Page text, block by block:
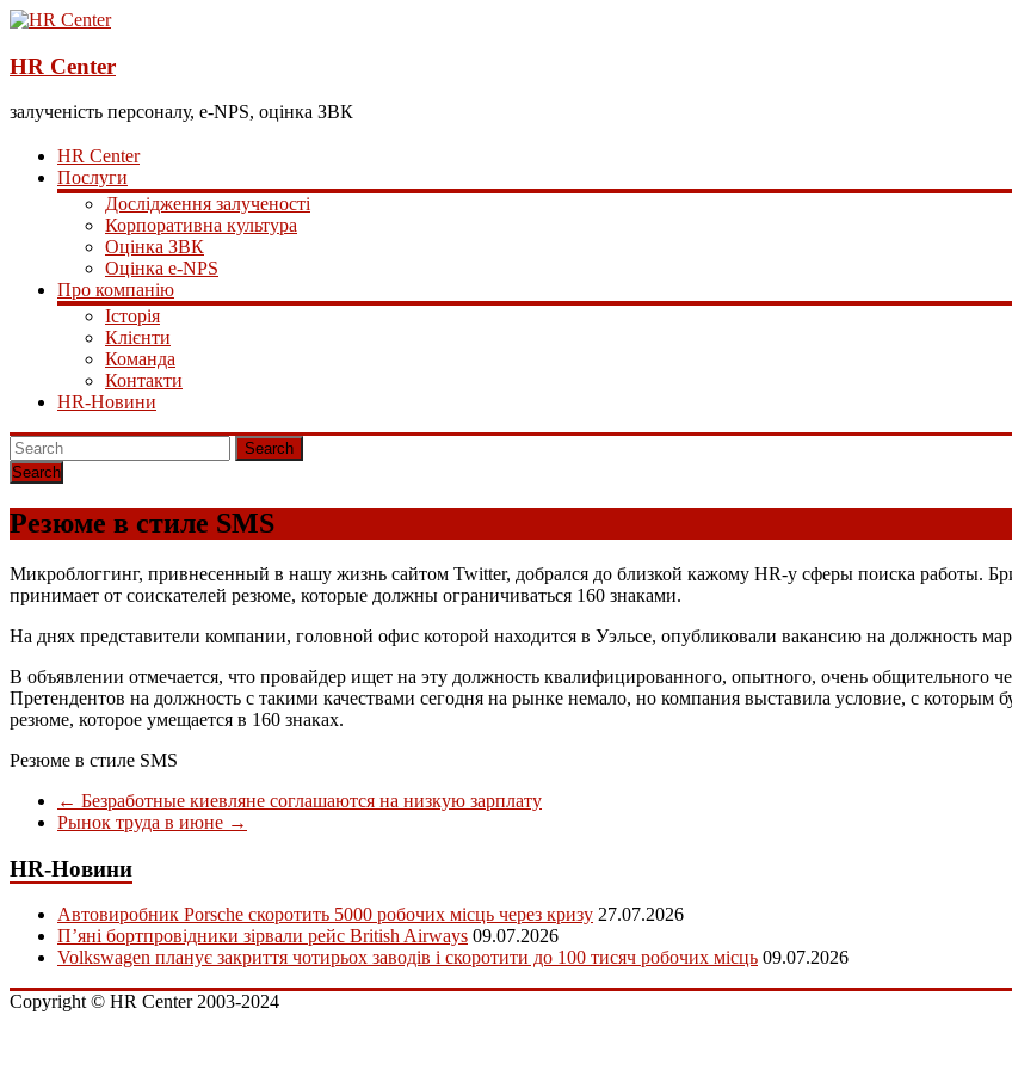
HR Center
залученість персоналу, e-NPS, оцінка ЗВК
HR Center
Послуги
Дослідження залученості
Корпоративна культура
Оцінка ЗВК
Оцінка e-NPS
Про компанію
Історія
Клієнти
Команда
Контакти
HR-Новини
Search
Резюме в стиле SMS
Микроблоггинг, привнесенный в нашу жизнь сайтом Twitter, добрался до близкой кажому HR-у сферы поиска работы.
принимает от соискателей резюме, которые должны ограничиваться 160 знаками.
На днях представители компании, головной офис которой находится в Уэльсе, опубликовали вакансию на должность
В объявлении отмечается, что провайдер ищет на эту должность квалифицированного, опытного, очень
Претендентов на должность с такими качествами сегодня на рынке немало, но компания выставила условие, с которым
резюме, которое умещается в 160 знаках.
Резюме в стиле SMS
← Безработные киевляне соглашаются на низкую зарплату
Рынок труда в июне →
HR-Новини
Автовиробник Porsche скоротить 5000 робочих місць через кризу 27.07.2026
П’яні бортпровідники зірвали рейс British Airways 09.07.2026
Volkswagen планує закриття чотирьох заводів і скоротити до 100 тисяч робочих місць 09.07.2026
Copyright © HR Center 2003-2024